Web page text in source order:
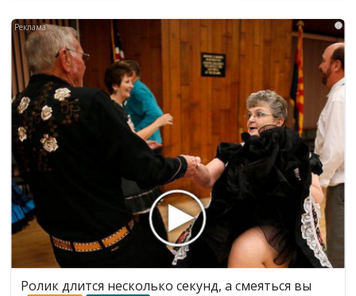
i
Ролик длится несколько секунд, а смеяться вы